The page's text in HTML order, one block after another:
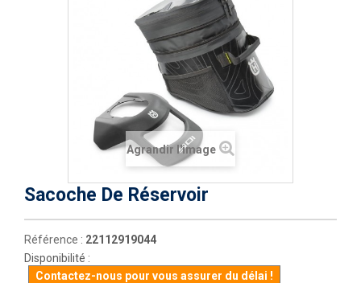
Agrandir l'image
Sacoche De Réservoir
Référence : 22112919044
Disponibilité :
Contactez-nous pour vous assurer du délai !